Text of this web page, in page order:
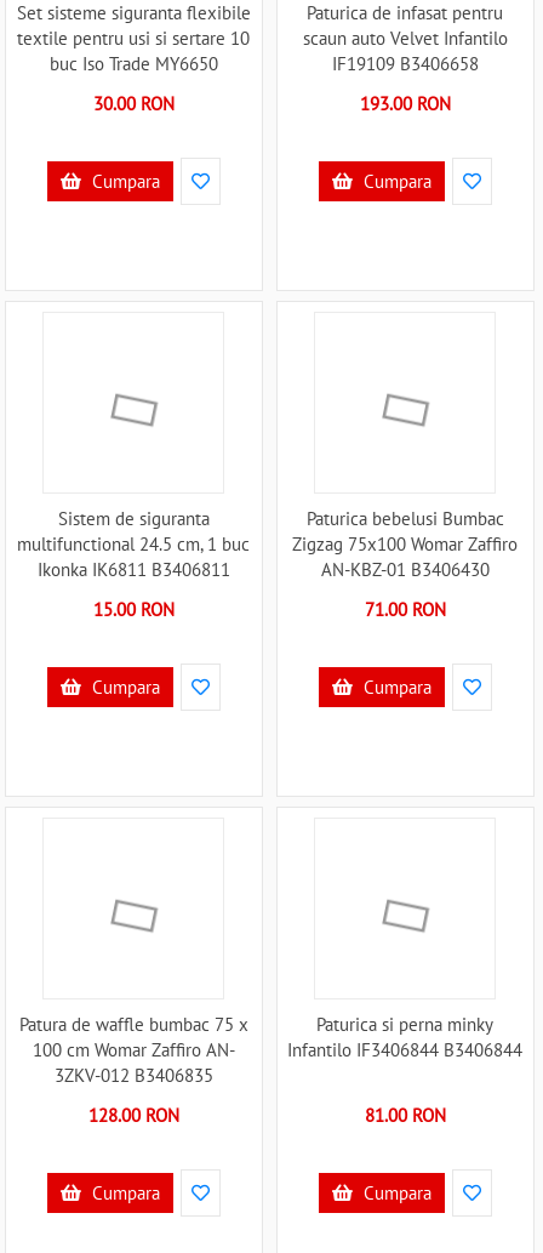
Set sisteme siguranta flexibile
textile pentru usi si sertare 10
buc Iso Trade MY6650
30.00 RON
Cumpara
Paturica de infasat pentru
scaun auto Velvet Infantilo
IF19109 B3406658
193.00 RON
Cumpara
Sistem de siguranta
multifunctional 24.5 cm, 1 buc
Ikonka IK6811 B3406811
15.00 RON
Cumpara
Paturica bebelusi Bumbac
Zigzag 75x100 Womar Zaffiro
AN-KBZ-01 B3406430
71.00 RON
Cumpara
Patura de waffle bumbac 75 x
100 cm Womar Zaffiro AN-
3ZKV-012 B3406835
128.00 RON
Cumpara
Paturica si perna minky
Infantilo IF3406844 B3406844
81.00 RON
Cumpara